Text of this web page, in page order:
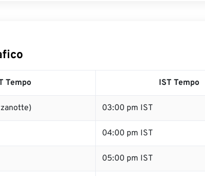
Tempo IST Tempo
03:00 pm IST
04:00 pm IST
05:00 pm IST